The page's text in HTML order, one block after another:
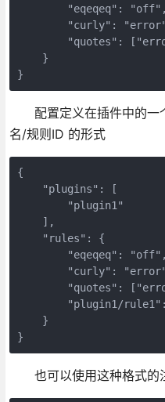
        "eqeqeq": "off",
"curly":
"quotes":
    }
}
配置定义在插件中的一
名/规则ID 的形式
{
    "plugins": [
        "plugin1"
    ],
    "rules": {
        "eqeqeq": "off",
"curly":
"quotes":
"plugin1/
    }
}
也可以使用这种格式的